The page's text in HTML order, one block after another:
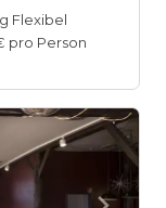
Flexibel
pro Person